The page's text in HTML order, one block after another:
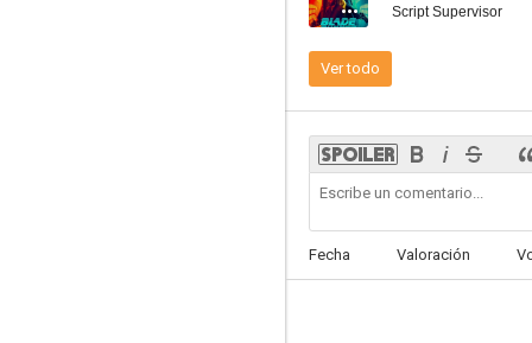
Script Supervisor
Ver todo
Fecha Valoración